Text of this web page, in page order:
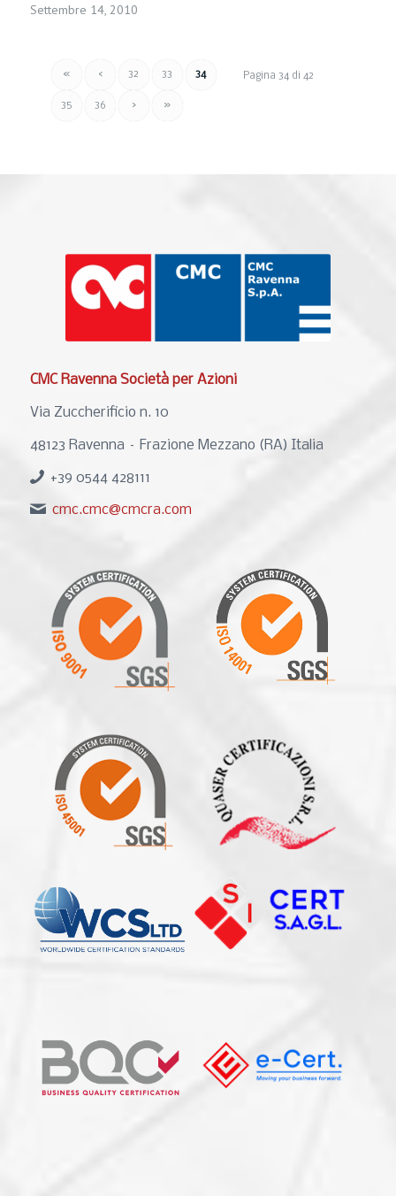
Settembre 14, 2010
Pagina 34 di 42
« ‹ 32 33 34
35 36 › »
CMC Ravenna Società per Azioni
Via Zuccherificio n. 10
48123 Ravenna – Frazione Mezzano (RA) Italia
+39 0544 428111
cmc.cmc@cmcra.com